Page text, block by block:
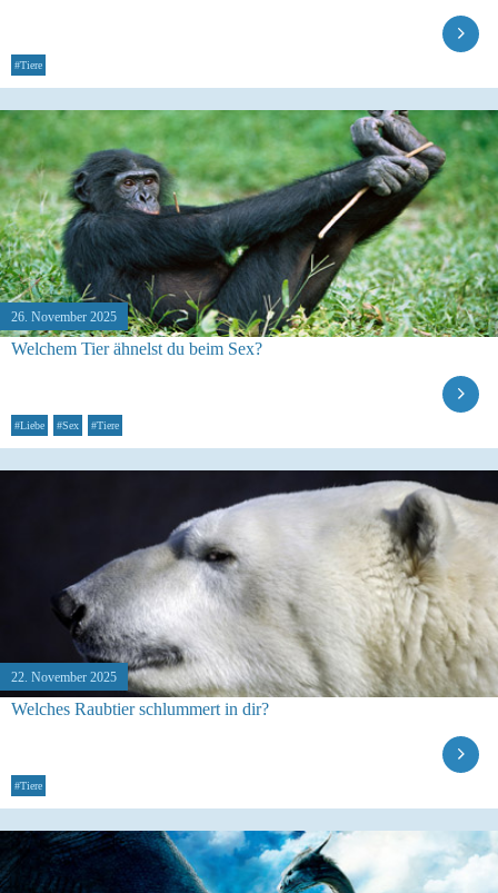
#Tiere
26. November 2025
Welchem Tier ähnelst du beim Sex?
#Liebe #Sex #Tiere
22. November 2025
Welches Raubtier schlummert in dir?
#Tiere